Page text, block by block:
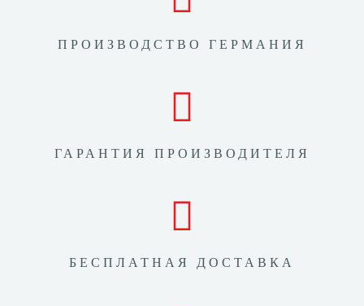
ПРОИЗВОДСТВО ГЕРМАНИЯ
ГАРАНТИЯ ПРОИЗВОДИТЕЛЯ
БЕСПЛАТНАЯ ДОСТАВКА